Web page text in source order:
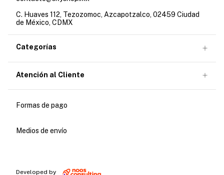
C. Huaves 112, Tezozomoc, Azcapotzalco, 02459 Ciudad
de México, CDMX
Categorías
Atención al Cliente
Formas de pago
Medios de envío
Developed by